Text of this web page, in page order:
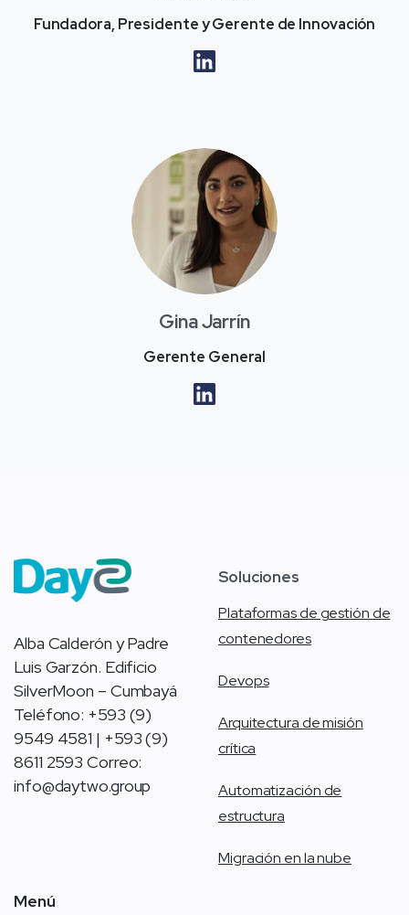
Fundadora, Presidente y Gerente de Innovación
Gina Jarrín
Gerente General
Alba Calderón y Padre
Luis Garzón. Edificio
SilverMoon – Cumbayá
Teléfono: +593 (9)
9549 4581 | +593 (9)
8611 2593 Correo:
info@daytwo.group
Soluciones
Plataformas de gestión de
contenedores
Devops
Arquitectura de misión
crítica
Automatización de
estructura
Migración en la nube
Menú